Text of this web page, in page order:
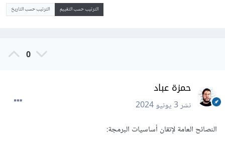
الترتيب حسب التقييم الترتيب حسب التاريخ
0
حمزة عباد
نشر3 يونيو 2024
النصائح العامة لإتقان أساسيات البرمجة: